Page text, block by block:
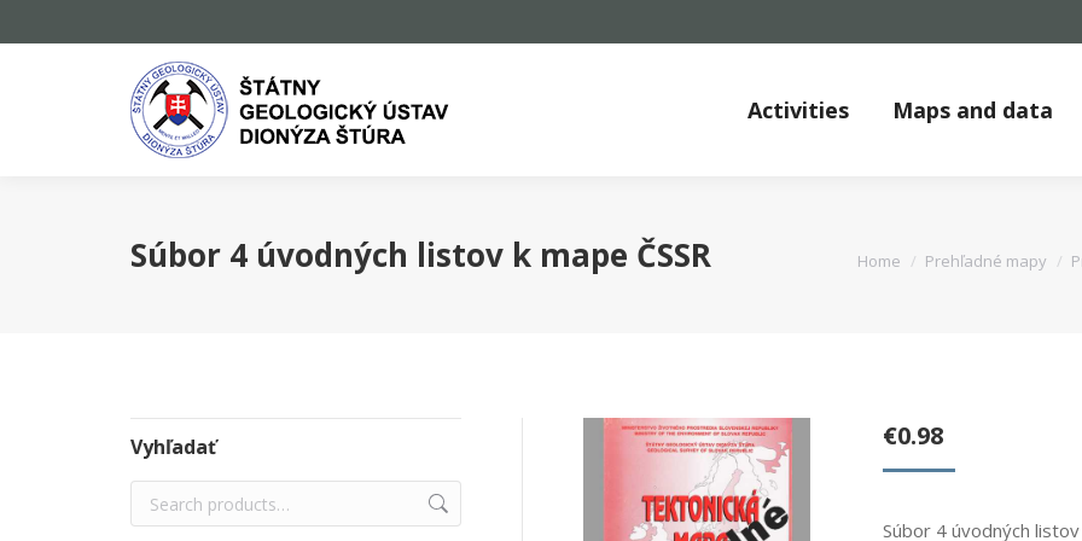
Activities Maps and data
Súbor 4 úvodných listov k mape ČSSR You are here:
Home Prehľadné mapy
€0.98
Súbor 4 úvodných listov
Vyhľadať